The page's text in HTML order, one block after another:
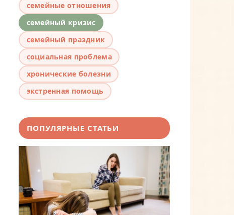
семейные отношения
семейный кризис
семейный праздник
социальная проблема
хронические болезни
экстренная помощь
ПОПУЛЯРНЫЕ СТАТЬИ